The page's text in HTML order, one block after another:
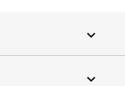

